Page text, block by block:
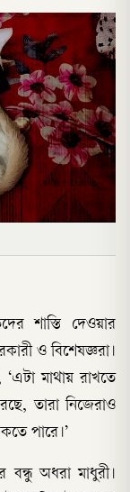
শাস্তি দেওয়ার
ও বিশেষজ্ঞরা।
মাথায় রাখতে
তারা নিজেরাও
পারে।’
বন্ধু অধরা মাধুরী।